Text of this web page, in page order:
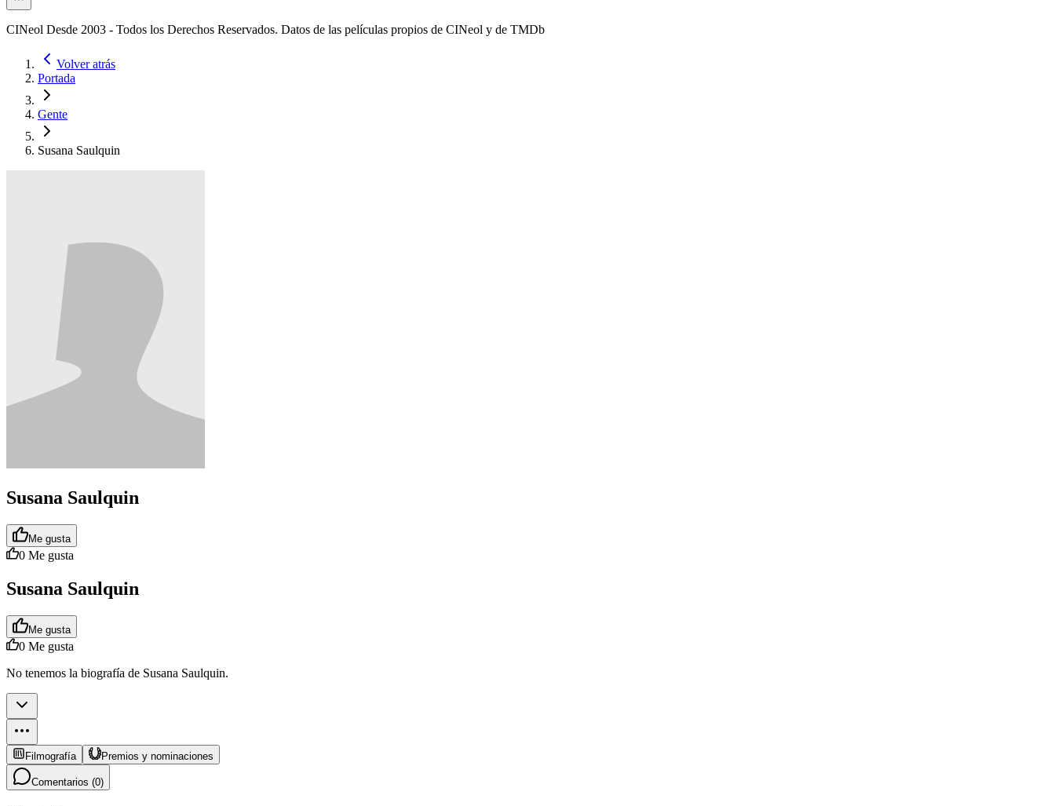
CINeol Desde 2003 - Todos los Derechos Reservados. Datos de las películas propios de CINeol y de TMDb
Volver atrás
Portada
Gente
Susana Saulquin
Susana Saulquin
Me gusta
0 Me gusta
Susana Saulquin
Me gusta
0 Me gusta
No tenemos la biografía de Susana Saulquin.
Filmografía Premios y nominaciones
Comentarios (0)